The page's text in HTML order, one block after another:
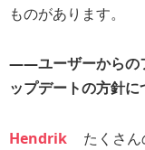
ものがあります。
――ユーザーからの
ップデートの方針に
Hendrik
たくさ